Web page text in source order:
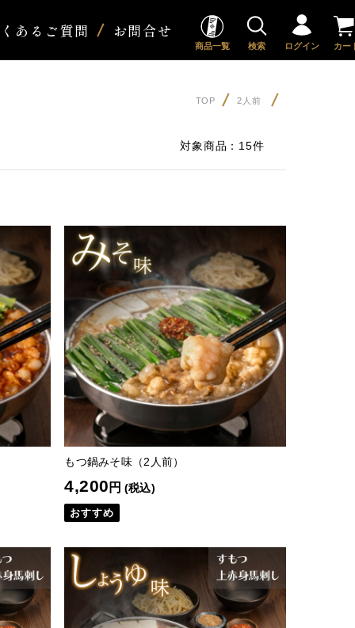
あるご質問 お問合せ
商品一覧 検索 ログイン カー
TOP 2人前
対象商品： 15件
もつ鍋みそ味（2人前）
4,200 円 (税込)
おすすめ